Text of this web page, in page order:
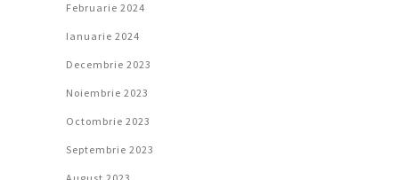
Februarie 2024
Ianuarie 2024
Decembrie 2023
Noiembrie 2023
Octombrie 2023
Septembrie 2023